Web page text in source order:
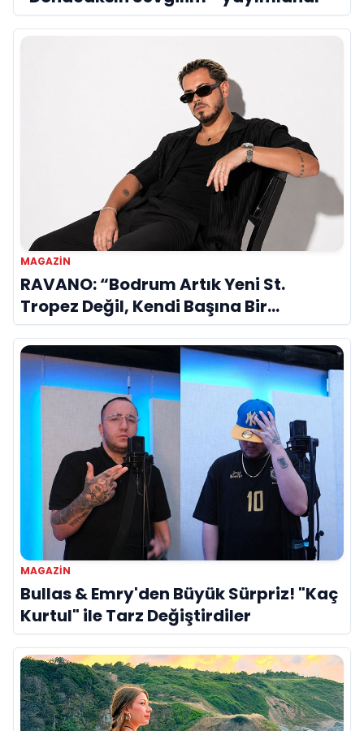
MAGAZİN
RAVANO: “Bodrum Artık Yeni St.
Tropez Değil, Kendi Başına Bir
Referans”
MAGAZİN
Bullas & Emry'den Büyük Sürpriz! "Kaç
Kurtul" ile Tarz Değiştirdiler